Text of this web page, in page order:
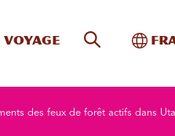
des feux de forêt actifs dans